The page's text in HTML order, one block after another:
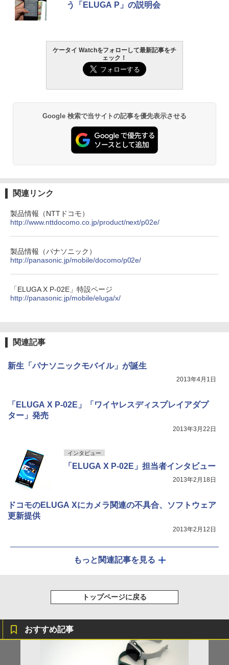
う「ELUGA P」の説明会
ケータイ Watchをフォローして最新記事をチ
ェック！
Google 検索で当サイトの記事を優先表示させる
関連リンク
製品情報（NTTドコモ）
http://www.nttdocomo.co.jp/product/next/p02e/
製品情報（パナソニック）
http://panasonic.jp/mobile/docomo/p02e/
「ELUGA X P-02E」特設ページ
http://panasonic.jp/mobile/eluga/x/
関連記事
新生「パナソニックモバイル」が誕生
2013年4月1日
「ELUGA X P-02E」「ワイヤレスディスプレイアダプ
ター」発売
2013年3月22日
インタビュー
「ELUGA X P-02E」担当者インタビュー
2013年2月18日
ドコモのELUGA Xにカメラ関連の不具合、ソフトウェア
更新提供
2013年2月12日
もっと関連記事を見る
トップページに戻る
おすすめ記事